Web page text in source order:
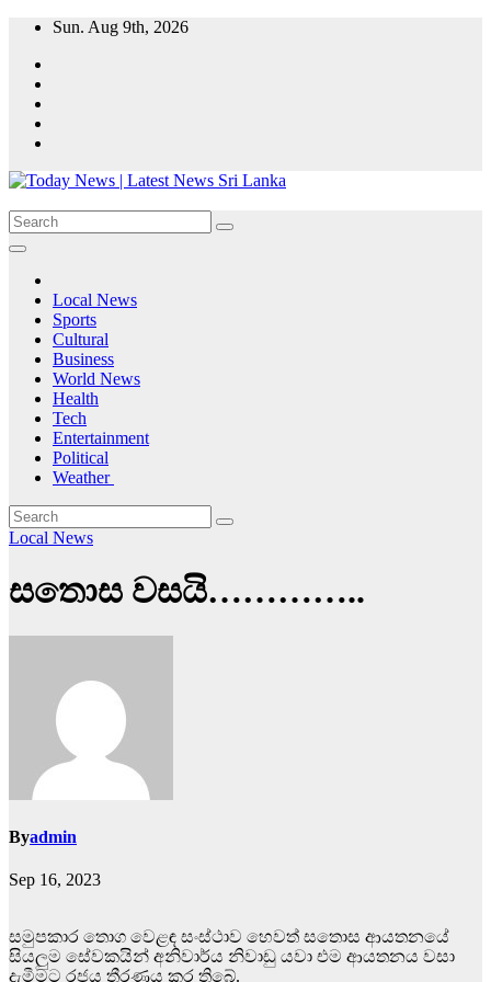
Skip
content
Sun. Aug 9th, 2026
Local News
Sports
Cultural
Business
World News
Health
Tech
Entertainment
Political
Weather
Local News
සතොස වසයි…………..
Byadmin
Sep 16, 2023
සමුපකාර තොග වෙළඳ සංස්ථාව හෙවත් සතොස ආයතනයේ
සියලුම සේවකයින් අනිවාර්ය නිවාඩු යවා එම ආයතනය වසා
දැමීමට රජය තීරණය කර තිබේ.